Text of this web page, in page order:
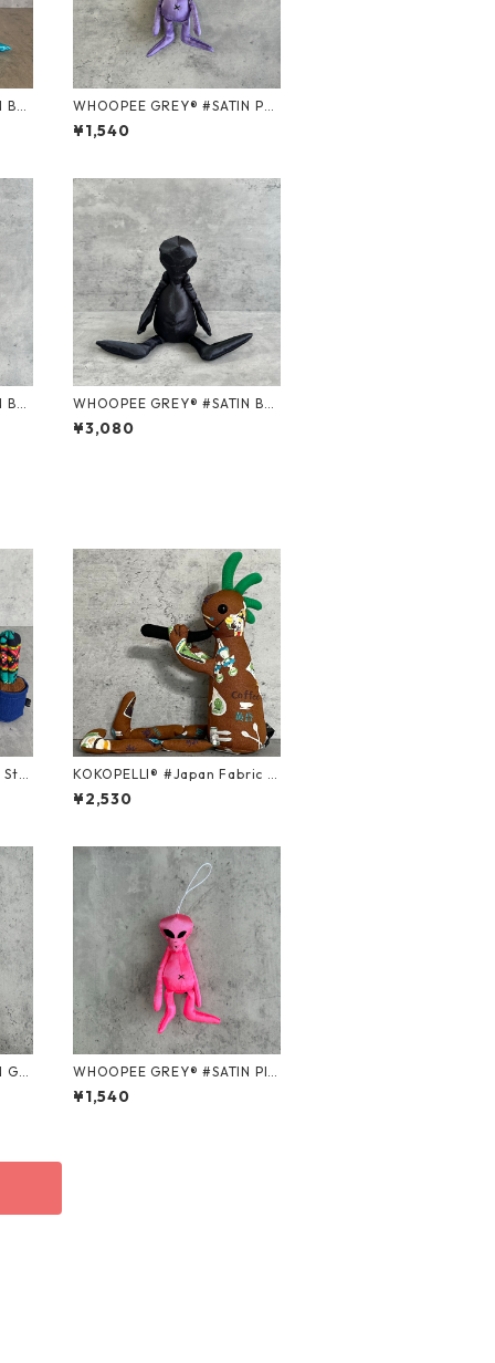
WHOOPEE GREY® #SATIN PU
RPLE/Sサイズ
¥1,540
WHOOPEE GREY® #SATIN BLA
CK/Mサイズ
¥3,080
Stri
KOKOPELLI® #Japan Fabric s
eries ＃312/Mサイズ
¥2,530
WHOOPEE GREY® #SATIN PIN
K/Sサイズ
¥1,540